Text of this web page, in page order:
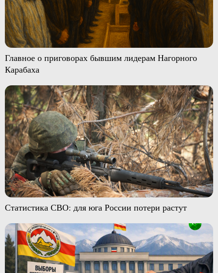
Главное о приговорах бывшим лидерам Нагорного
Карабаха
Статистика СВО: для юга России потери растут